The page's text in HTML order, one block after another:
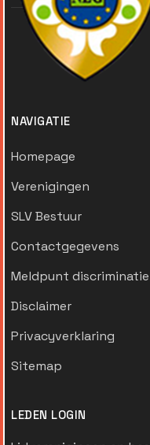
NAVIGATIE
Homepage
Verenigingen
SLV Bestuur
Contactgegevens
Meldpunt discriminatie
Disclaimer
Privacyverklaring
Sitemap
LEDEN LOGIN